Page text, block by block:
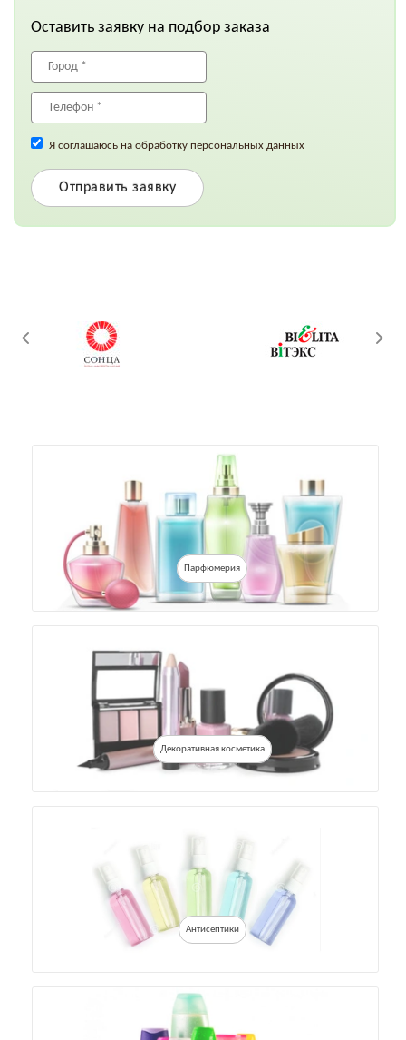
Оставить заявку на подбор заказа
Я соглашаюсь на обработку персональных данных
Отправить заявку
Парфюмерия
Декоративная косметика
Антисептики